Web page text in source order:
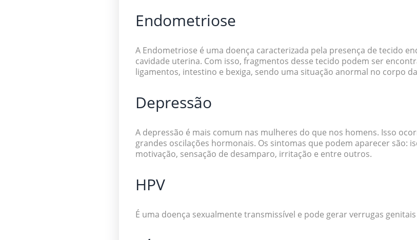
Endometriose
A Endometriose é uma doença caracterizada pela presença de tecido
cavidade uterina. Com isso, fragmentos desse tecido podem ser
ligamentos, intestino e bexiga, sendo uma situação anormal no corpo
Depressão
A depressão é mais comum nas mulheres do que nos homens. Isso
grandes oscilações hormonais. Os sintomas que podem aparecer são:
motivação, sensação de desamparo, irritação e entre outros.
HPV
É uma doença sexualmente transmissível e pode gerar verrugas